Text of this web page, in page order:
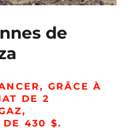
de
GRÂCE À
DE 2
DE 430 $.